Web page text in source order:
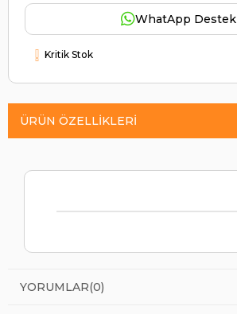
WhatApp Destek
Kritik Stok
ÜRÜN ÖZELLIKLERI
YORUMLAR(0)